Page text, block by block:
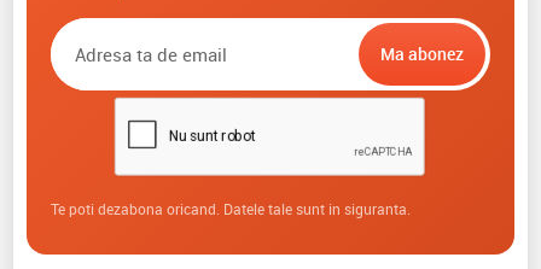
Te poti dezabona oricand. Datele tale sunt in siguranta.